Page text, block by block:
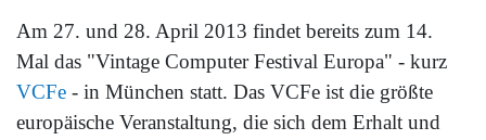
Am 27. und 28. April 2013 findet bereits zum 14.
Mal das "Vintage Computer Festival Europa" - kurz
VCFe - in München statt. Das VCFe ist die größte
europäische Veranstaltung, die sich dem Erhalt und